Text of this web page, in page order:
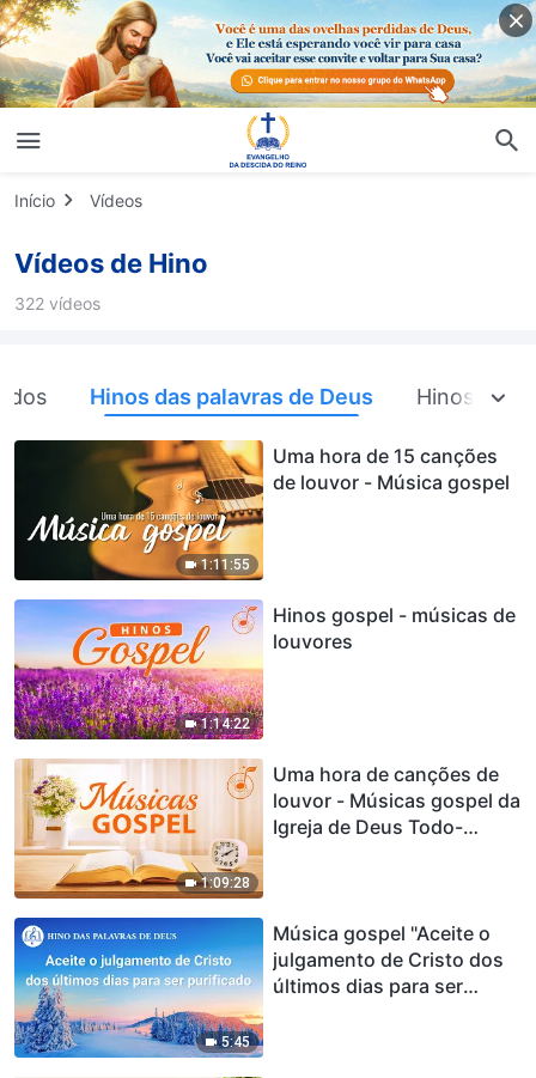
Início Vídeos
Vídeos de Hino
322 vídeos
Hinos das palavras de Deus Hinos da
1:11:55
Uma hora de 15 canções
de louvor - Música gospel
1:14:22
Hinos gospel - músicas de
louvores
1:09:28
Uma hora de canções de
louvor - Músicas gospel da
Igreja de Deus Todo-
5:45
Música gospel "Aceite o
julgamento de Cristo dos
últimos dias para ser